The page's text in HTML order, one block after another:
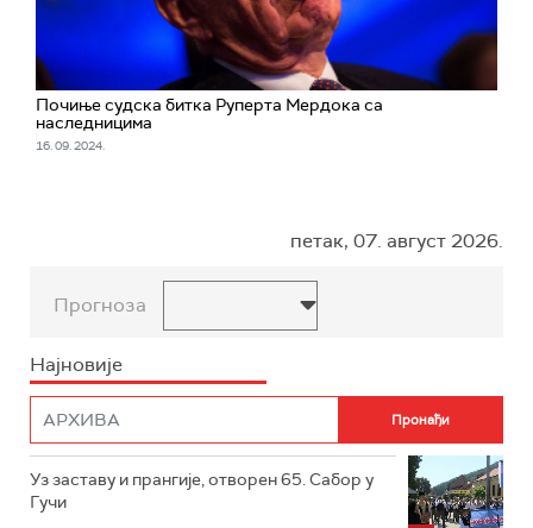
Почиње судска битка Руперта Мердока са
наследницима
16. 09. 2024.
петак, 07. август 2026.
Прогноза
Најновије
Уз заставу и прангије, отворен 65. Сабор у
Гучи